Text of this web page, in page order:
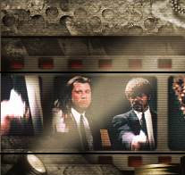
Hyppää pääsisältöön